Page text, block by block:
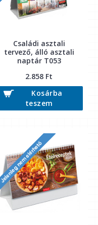
Családi asztali
tervező, álló asztali
naptár T053
2.858 Ft
Kosárba
teszem